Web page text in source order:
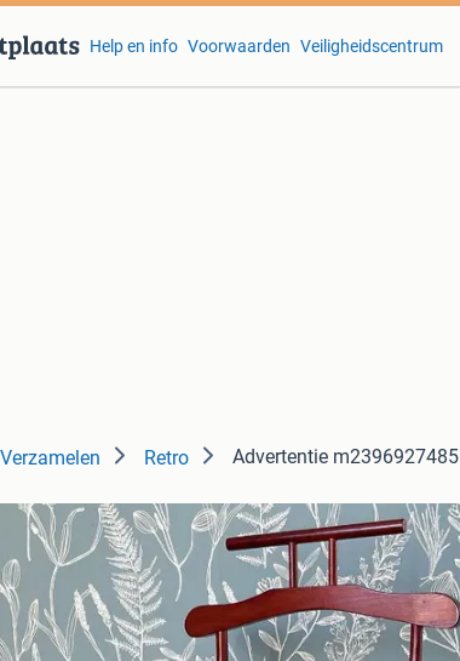
Help en info Voorwaarden Veiligheidscentrum
Verzamelen Retro Advertentie m2396927485